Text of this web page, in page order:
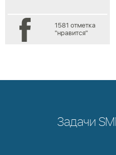
1581 отметка
"нравится"
Задачи